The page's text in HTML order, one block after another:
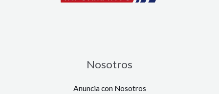
Nosotros
Anuncia con Nosotros